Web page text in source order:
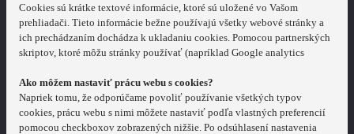
Cookies sú krátke textové informácie, ktoré sú uložené vo Vašom
prehliadači. Tieto informácie bežne používajú všetky webové stránky a
ich prechádzaním dochádza k ukladaniu cookies. Pomocou partnerských
skriptov, ktoré môžu stránky používať (napríklad Google analytics
Ako môžem nastaviť prácu webu s cookies?
Napriek tomu, že odporúčame povoliť používanie všetkých typov
cookies, prácu webu s nimi môžete nastaviť podľa vlastných preferencií
pomocou checkboxov zobrazených nižšie. Po odsúhlasení nastavenia